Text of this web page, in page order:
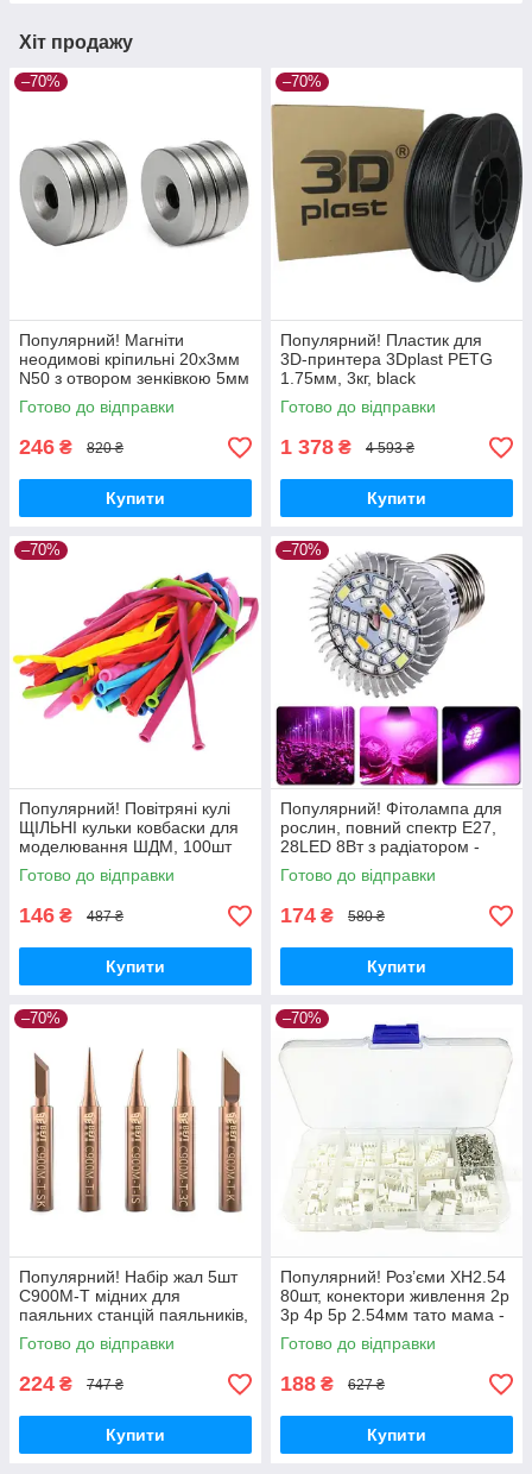
Хіт продажу
–70%
Популярний! Магніти
неодимові кріпильні 20x3мм
N50 з отвором зенківкою 5мм
10шт - Краща якість тільки на
Nukleon.com.ua
Готово до відправки
246 ₴ 820 ₴
Купити
–70%
Популярний! Пластик для
3D-принтера 3Dplast PETG
1.75мм, 3кг, black
(3DPTG1753BLK) - Краща
якість тільки на
Готово до відправки
1 378 ₴ 4 593 ₴
Купити
–70%
Популярний! Повітряні кулі
ЩІЛЬНІ кульки ковбаски для
моделювання ШДМ, 100шт
1.7г - Краща якість тільки на
Nukleon.com.ua
Готово до відправки
146 ₴ 487 ₴
Купити
–70%
Популярний! Фітолампа для
рослин, повний спектр E27,
28LED 8Вт з радіатором -
Краща якість тільки на
Nukleon.com.ua
Готово до відправки
174 ₴ 580 ₴
Купити
–70%
Популярний! Набір жал 5шт
C900M-T мідних для
паяльних станцій паяльників,
Best - Краща якість тільки на
Nukleon.com.ua
Готово до відправки
224 ₴ 747 ₴
Купити
–70%
Популярний! Роз’єми XH2.54
80шт, конектори живлення 2p
3p 4p 5p 2.54мм тато мама -
Краща якість тільки на
Nukleon.com.ua
Готово до відправки
188 ₴ 627 ₴
Купити